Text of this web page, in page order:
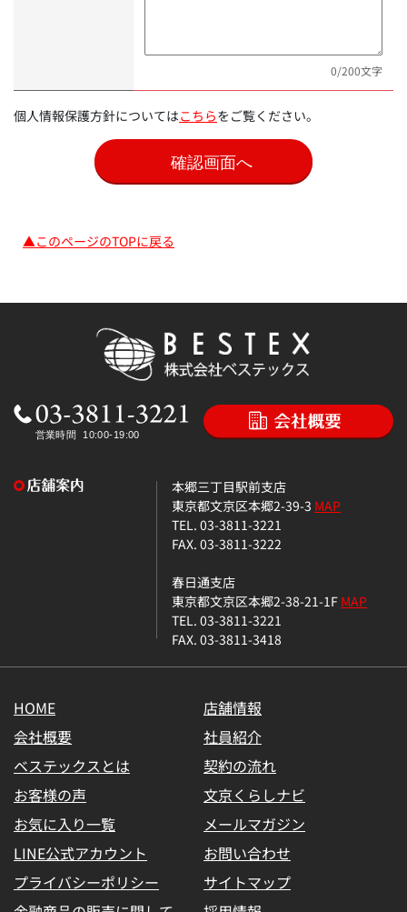
0/200文字
個人情報保護方針についてはこちらをご覧ください。
▲このページのTOPに戻る
本郷三丁目駅前支店
東京都文京区本郷2-39-3 MAP
TEL. 03-3811-3221
FAX. 03-3811-3222
春日通支店
東京都文京区本郷2-38-21-1FMAP
TEL. 03-3811-3221
FAX. 03-3811-3418
HOME
店舗情報
会社概要
社員紹介
ベステックスとは
契約の流れ
お客様の声
文京くらしナビ
お気に入り一覧
メールマガジン
LINE公式アカウント
お問い合わせ
プライバシーポリシー
サイトマップ